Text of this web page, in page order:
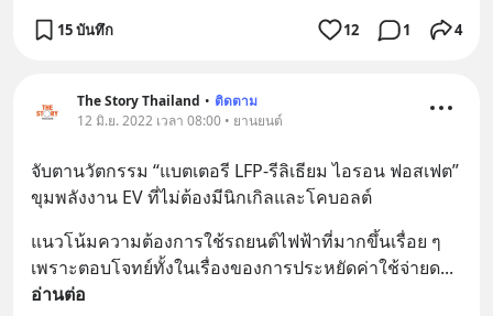
15 บันทึก 12 1 4
The Story Thailand • ติดตาม
12 มิ.ย. 2022 เวลา 08:00 • ยานยนต์
จับตานวัตกรรม “แบตเตอรี LFP-รีลิเธียม ไอรอน ฟอสเฟต”
ขุมพลังงาน EV ที่ไม่ต้องมีนิกเกิลและโคบอลต์
แนวโน้มความต้องการใช้รถยนต์ไฟฟ้าที่มากขึ้นเรื่อย ๆ
เพราะตอบโจทย์ทั้งในเรื่องของการประหยัดค่าใช้จ่ายด
อ่านต่อ